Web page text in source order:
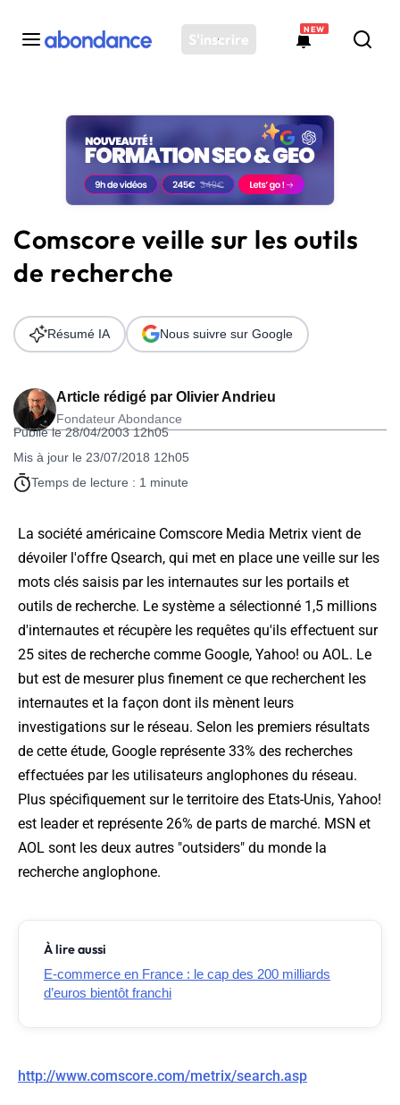
S'inscrire
NEW
Toutes les actus
Actus SEO
Plateforme
Solutions
Ressources
Audit SEO
Comscore veille sur les outils
de recherche
Article rédigé par Olivier Andrieu
Fondateur Abondance
Publié le 28/04/2003 12h05
Mis à jour le 23/07/2018 12h05
Temps de lecture : 1 minute
Résumé IA Nous suivre sur Google
La société américaine Comscore Media Metrix vient de
dévoiler l'offre Qsearch, qui met en place une veille sur les
mots clés saisis par les internautes sur les portails et
outils de recherche. Le système a sélectionné 1,5 millions
d'internautes et récupère les requêtes qu'ils effectuent sur
25 sites de recherche comme Google, Yahoo! ou AOL. Le
but est de mesurer plus finement ce que recherchent les
internautes et la façon dont ils mènent leurs
investigations sur le réseau. Selon les premiers résultats
de cette étude, Google représente 33% des recherches
effectuées par les utilisateurs anglophones du réseau.
Plus spécifiquement sur le territoire des Etats-Unis, Yahoo!
est leader et représente 26% de parts de marché. MSN et
AOL sont les deux autres "outsiders" du monde la
recherche anglophone.
À lire aussi
E-commerce en France : le cap des 200 milliards
d’euros bientôt franchi
http://www.comscore.com/metrix/search.asp